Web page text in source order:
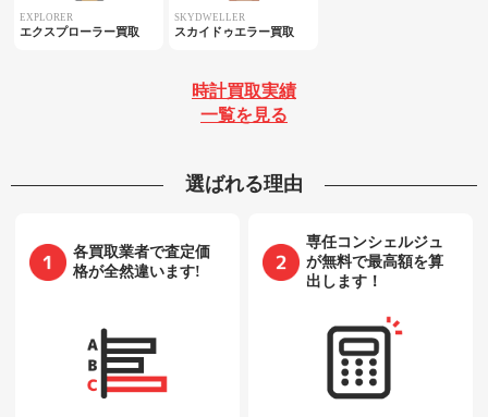
EXPLORER
エクスプローラー買取
SKYDWELLER
スカイドゥエラー買取
時計買取実績
一覧を見る
選ばれる理由
各買取業者で査定価
格が全然違います!
専任コンシェルジュ
が無料で最高額を算
出します！